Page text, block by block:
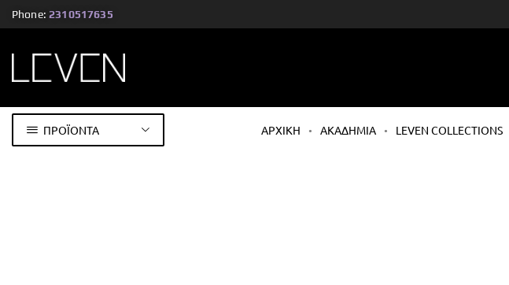
Phone: 2310517635
ΠΡΟΪΟΝΤΑ ΑΡΧΙΚΗ ΑΚΑΔΗΜΙΑ LEVEN COLLECTIONS